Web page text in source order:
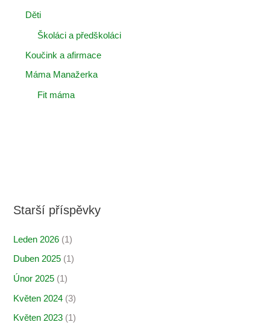
Děti
Školáci a předškoláci
Koučink a afirmace
Máma Manažerka
Fit máma
Starší příspěvky
Leden 2026 (1)
Duben 2025 (1)
Únor 2025 (1)
Květen 2024 (3)
Květen 2023 (1)